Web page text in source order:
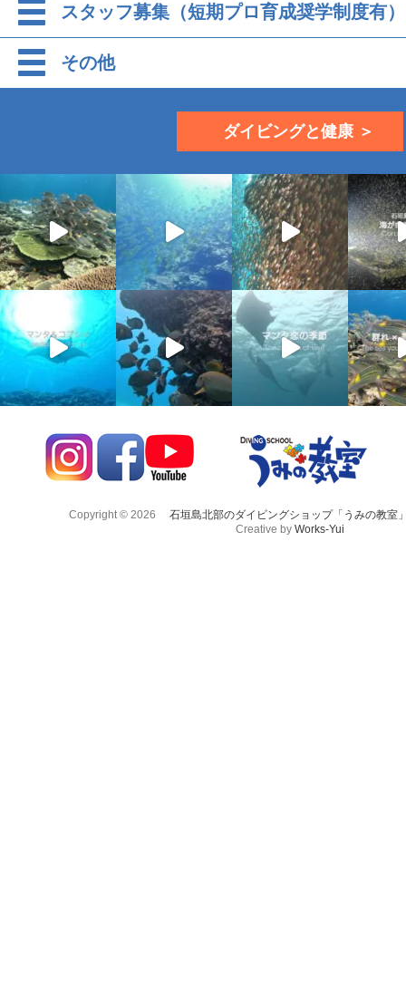
スタッフ募集（短期プロ育成奨学制度有）
その他
ダイビングと健康 ＞
Copyright © 2026
石垣島北部のダイビングショップ「うみの教室
Creative by Works-Yui